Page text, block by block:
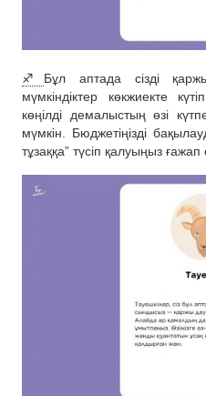
♐️ Бұл аптада сізді
мүмкіндіктер көкжиекте
көңілді демалыстың өзі
мүмкін. Бюджетіңізді
тұзаққа” түсіп қалуыңыз ғажап